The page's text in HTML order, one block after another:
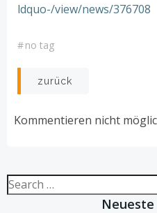
ldquo-/view/news/376708
#no tag
Post
navigation
zurück
Kommentieren nicht
Search
for: